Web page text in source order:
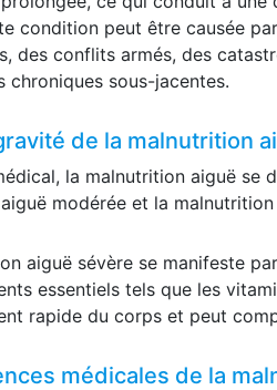
condition peut être causée
des conflits armés, des
chroniques sous-jacentes.
de la malnutrition
la malnutrition aiguë se
modérée et la
aiguë sévère se manifeste
essentiels tels que les
rapide du corps et peut
médicales de la